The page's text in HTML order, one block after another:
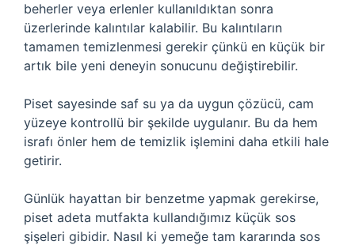
beherler veya erlenler kullanıldıktan sonra
üzerlerinde kalıntılar kalabilir. Bu kalıntıların
tamamen temizlenmesi gerekir çünkü en küçük bir
artık bile yeni deneyin sonucunu değiştirebilir.
Piset sayesinde saf su ya da uygun çözücü, cam
yüzeye kontrollü bir şekilde uygulanır. Bu da hem
israfı önler hem de temizlik işlemini daha etkili hale
getirir.
Günlük hayattan bir benzetme yapmak gerekirse,
piset adeta mutfakta kullandığımız küçük sos
şişeleri gibidir. Nasıl ki yemeğe tam kararında sos